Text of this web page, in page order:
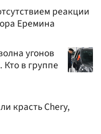
реакции
Еремина
угонов
в группе
красть Chery,